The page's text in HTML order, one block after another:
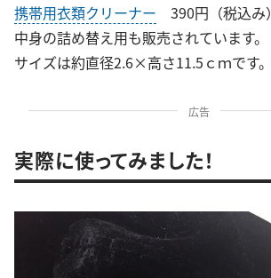
携帯用衣類クリーナー 390円（税込み）
中身の詰め替え用も販売されています。
サイズは約直径2.6×高さ11.5ｃｍです。
広告
実際に使ってみました！